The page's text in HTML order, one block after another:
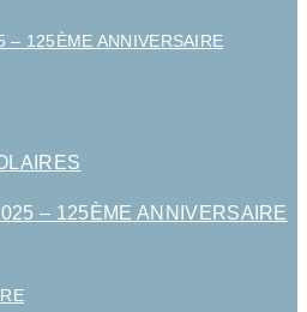
– 125ÈME ANNIVERSAIRE
– 125ÈME ANNIVERSAIRE